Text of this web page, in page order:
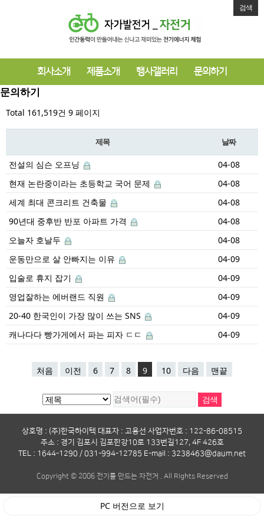
검색
회사소개 제품소개 행사갤러리 문의하기
문의하기
Total 161,519건 9 페이지
제목 날짜
전설의 심슨 오프닝
04-08
현재 논란중이라는 초등학교 국어 문제
04-08
세계 최대 콘크리트 건축물
04-08
90년대 중후반 반포 아파트 가격
04-08
오늘자 호날두
04-08
운동만으로 살 안빠지는 이유
04-09
입술로 휴지 잡기
04-09
영업잘하는 에버랜드 직원
04-09
20-40 한국인이 가장 많이 쓰는 SNS
04-09
캐나다다 빵가게에서 파는 피자 ㄷㄷ
04-09
처음 이전 6 7 8 9 10 다음 맨끝
상호명 : (주)한국하이텍 대표자 : 고용선 사업자번호 : 122-86-08515
주소 : 경기 김포시 김포한강10로 133번길127, 4F 426호
TEL : 1644-1290 / 031-994-12785 E-mail : 3238463@daum.net
Copyright © 2006 전기를 만드는 자전거 . All Rights Reserved
PC 버전으로 보기